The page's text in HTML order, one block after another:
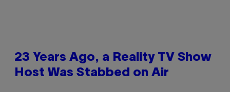
23 Years Ago, a Reality TV Show
Host Was Stabbed on Air